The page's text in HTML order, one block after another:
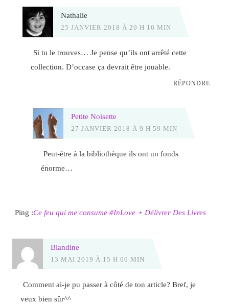
Nathalie
25 JANVIER 2018 À 20 H 16 MIN
Si tu le trouves… Je pense qu’ils ont arrêté cette
collection. D’occase ça devrait être jouable.
RÉPONDRE
Petite Noisette
27 JANVIER 2018 À 9 H 59 MIN
Peut-être à la bibliothèque ils ont un fonds
énorme…
Ping :Ce feu qui me consume #InLove ⋆ Délivrer Des Livres
Blandine
13 MAI 2019 À 15 H 00 MIN
Comment ai-je pu passer à côté de ton article? Bref, je
veux bien sûr^^